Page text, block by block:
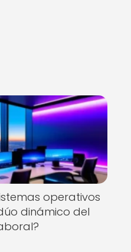
operativos
dinámico del